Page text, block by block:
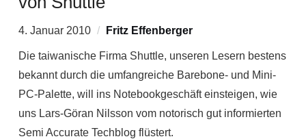
4. Januar 2010 Fritz Effenberger
Die taiwanische Firma Shuttle, unseren Lesern bestens
bekannt durch die umfangreiche Barebone- und Mini-
PC-Palette, will ins Notebookgeschäft einsteigen, wie
uns Lars-Göran Nilsson vom notorisch gut informierten
Semi Accurate Techblog flüstert.